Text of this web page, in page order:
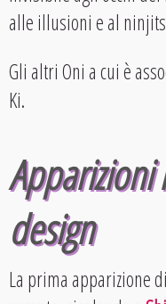
alle illusioni e al
Gli altri Oni a cui è
Ki.
Apparizioni
design
La prima apparizione